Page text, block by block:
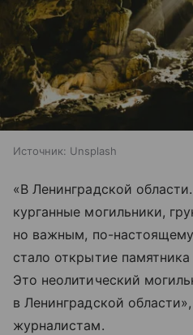
Источник: Unsplash
«В Ленинградской
курганные могильники,
но важным, по-
стало открытие памятника
Это неолитический
в Ленинградской
журналистам.